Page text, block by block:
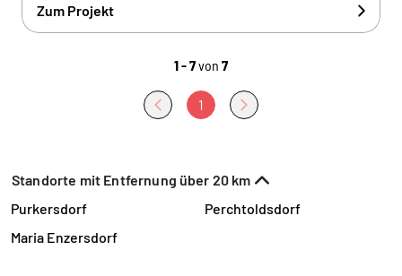
Zum Projekt
1 - 7von 7
1
Standorte mit Entfernung über 20 km
Purkersdorf
Perchtoldsdorf
Maria Enzersdorf